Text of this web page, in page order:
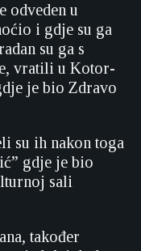
odveden u
i gdje su ga
su ga s
vratili u Kotor-
je bio Zdravo
su ih nakon toga
gdje je bio
sali
također